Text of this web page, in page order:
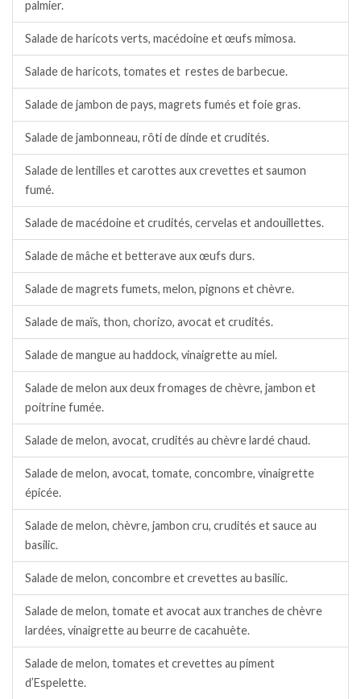
palmier.
Salade de haricots verts, macédoine et œufs mimosa.
Salade de haricots, tomates et restes de barbecue.
Salade de jambon de pays, magrets fumés et foie gras.
Salade de jambonneau, rôti de dinde et crudités.
Salade de lentilles et carottes aux crevettes et saumon
fumé.
Salade de macédoine et crudités, cervelas et andouillettes.
Salade de mâche et betterave aux œufs durs.
Salade de magrets fumets, melon, pignons et chèvre.
Salade de maïs, thon, chorizo, avocat et crudités.
Salade de mangue au haddock, vinaigrette au miel.
Salade de melon aux deux fromages de chèvre, jambon et
poitrine fumée.
Salade de melon, avocat, crudités au chèvre lardé chaud.
Salade de melon, avocat, tomate, concombre, vinaigrette
épicée.
Salade de melon, chèvre, jambon cru, crudités et sauce au
basilic.
Salade de melon, concombre et crevettes au basilic.
Salade de melon, tomate et avocat aux tranches de chèvre
lardées, vinaigrette au beurre de cacahuète.
Salade de melon, tomates et crevettes au piment
d’Espelette.